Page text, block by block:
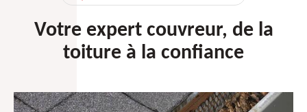
Votre expert couvreur, de la
toiture à la confiance